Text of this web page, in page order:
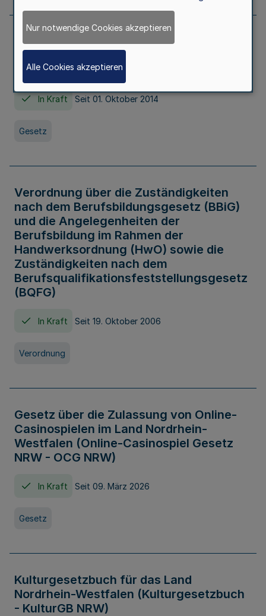
Gesetz über die Hochschulen des Landes
Nordrhein-Westfalen (Hochschulgesetz -
HG)
In Kraft Seit 01. Oktober 2014
Gesetz
Verordnung über die Zuständigkeiten
nach dem Berufsbildungsgesetz (BBiG)
und die Angelegenheiten der
Berufsbildung im Rahmen der
Handwerksordnung (HwO) sowie die
Zuständigkeiten nach dem
Berufsqualifikationsfeststellungsgesetz
(BQFG)
In Kraft Seit 19. Oktober 2006
Verordnung
Gesetz über die Zulassung von Online-
Casinospielen im Land Nordrhein-
Westfalen (Online-Casinospiel Gesetz
NRW - OCG NRW)
In Kraft Seit 09. März 2026
Gesetz
Kulturgesetzbuch für das Land
Nordrhein-Westfalen (Kulturgesetzbuch
- KulturGB NRW)
Nur notwendige Cookies akzeptieren
Alle Cookies akzeptieren